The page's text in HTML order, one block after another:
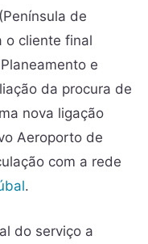
de
o cliente final
e
da procura de
nova ligação
Aeroporto de
com a rede
.
do serviço a